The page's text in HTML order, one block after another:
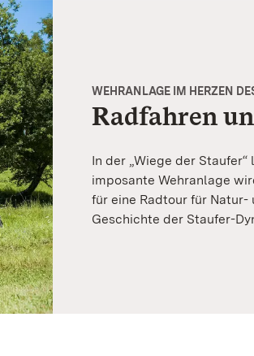
WEHRANLAGE IM HERZEN
Radfahren
In der „Wiege der
imposante Wehranlage
für eine Radtour für
Geschichte der Staufer-